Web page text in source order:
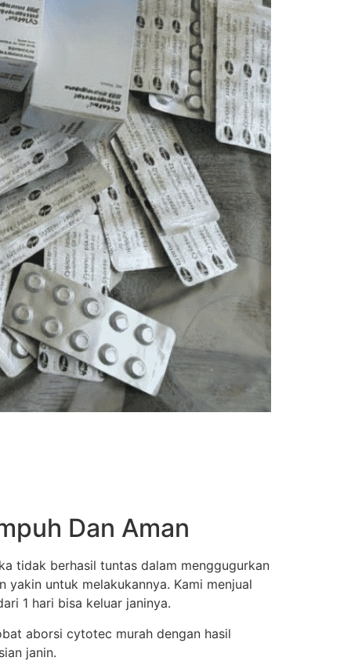
Dan Aman
tidak berhasil tuntas dalam menggugurkan
untuk melakukannya. Kami menjual
1 hari bisa keluar janinya.
aborsi cytotec murah dengan hasil
janin.